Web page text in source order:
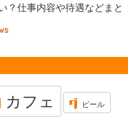
？仕事内容や待遇などまと
カフェ ビール